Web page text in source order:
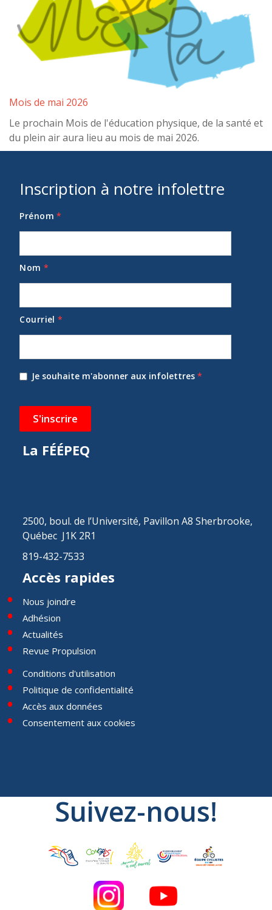
Mois de mai 2026
Le prochain Mois de l'éducation physique, de la santé et
du plein air aura lieu au mois de mai 2026.
Inscription à notre infolettre
Prénom *
Nom *
Courriel *
Je souhaite m'abonner aux infolettres *
S'inscrire
La FÉÉPEQ
2500, boul. de l’Université, Pavillon A8 Sherbrooke,
Québec J1K 2R1
819-432-7533
Accès rapides
Nous joindre
Adhésion
Actualités
Revue Propulsion
Conditions d'utilisation
Politique de confidentialité
Accès aux données
Consentement aux cookies
Suivez-nous!